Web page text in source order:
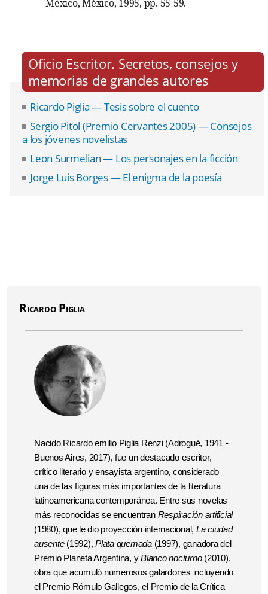
México, México, 1995, pp. 55-59.
Oficio Escritor. Secretos, consejos y
memorias de grandes autores
Ricardo Piglia — Tesis sobre el cuento
Sergio Pitol (Premio Cervantes 2005) — Consejos
a los jóvenes novelistas
Leon Surmelian — Los personajes en la ficción
Jorge Luis Borges — El enigma de la poesía
Ricardo Piglia
Nacido Ricardo emilio Piglia Renzi (Adrogué, 1941 -
Buenos Aires, 2017), fue un destacado escritor,
crítico literario y ensayista argentino, considerado
una de las figuras más importantes de la literatura
latinoamericana contemporánea. Entre sus novelas
más reconocidas se encuentran Respiración artificial
(1980), que le dio proyección internacional, La ciudad
ausente(1992), Plata quemada(1997), ganadora del
Premio Planeta Argentina, yBlanco nocturno(2010),
obra que acumuló numerosos galardones incluyendo
el Premio Rómulo Gallegos, el Premio de la Crítica